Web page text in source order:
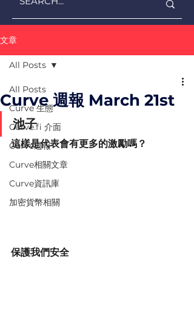
文章
All Posts
Curve ​生態
Curve.fi 介面
Curve週報
Curve相關文章
Curve資訊庫
加密貨幣相關
All Posts
Curve 週報 March 21st
池子
這樣是代表會有更多的激勵嗎？
保護我們安全